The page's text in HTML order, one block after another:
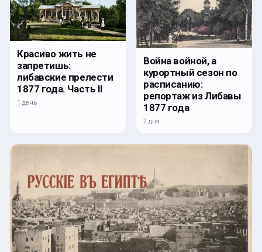
Красиво жить не
запретишь:
либавские прелести
1877 года. Часть II
1 день
Война войной, а
курортный сезон по
расписанию:
репортаж из Либавы
1877 года
2 дня